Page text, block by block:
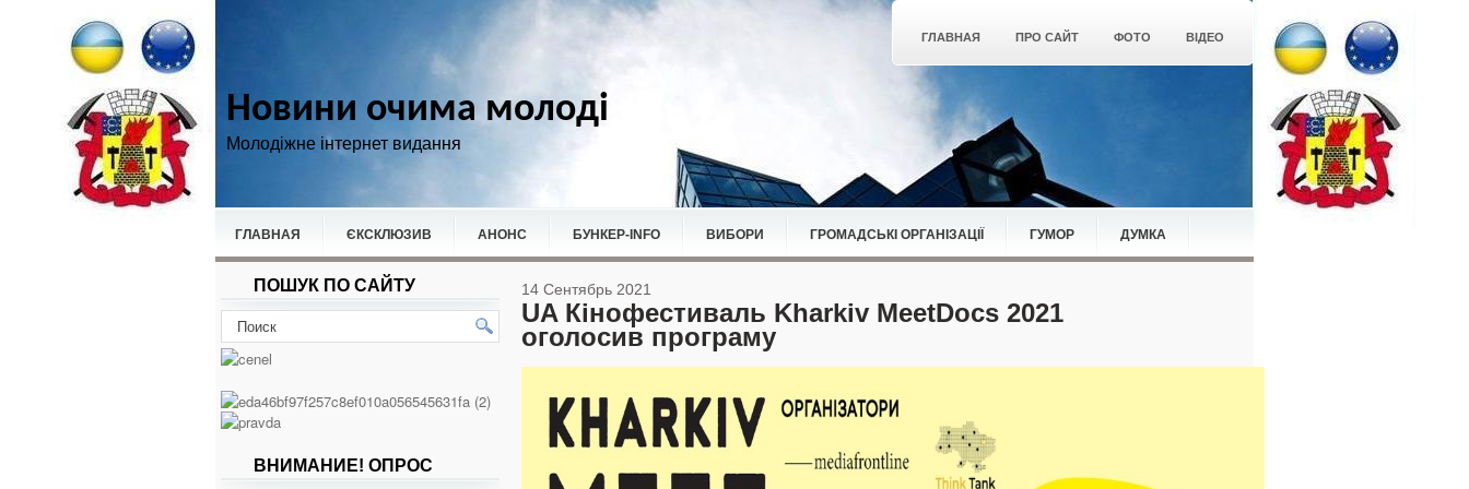
ГЛАВНАЯ ПРО САЙТ ФОТО ВІДЕО
Новини очима молоді
Молодіжне інтернет видання
ГЛАВНАЯ ЄКСКЛЮЗИВ АНОНС БУНКЕР-ІNFO ВИБОРИ ГРОМАДСЬКІ ОРГАНІЗАЦІЇ ГУМОР ДУМКА
НОВИНИ СПОРТ
ПОШУК ПО САЙТУ
ВНИМАНИЕ! ОПРОС
14 Сентябрь 2021
UA Кінофестиваль Kharkiv MeetDocs 2021
оголосив програму